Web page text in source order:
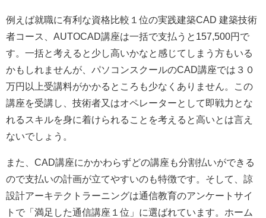
例えば就職に有利な資格比較１位の実践建築CAD 建築技術
者コース、AUTOCAD講座は一括で支払うと157,500円で
す。一括と考えると少し高いかなと感じてしまう方もいる
かもしれませんが、パソコンスクールのCAD講座では３０
万円以上受講料がかかるところも少なくありません。この
講座を受講し、技術者又はオペレーターとして即戦力とな
れるスキルを身に着けられることを考えると高いとは言え
ないでしょう。
また、CAD講座にかかわらずどの講座も分割払いができる
ので支払いの計画が立てやすいのも特徴です。そして、諒
設計アーキテクトラーニングは通信教育のアンケートサイ
トで「満足した通信講座１位」に選ばれています。ホーム